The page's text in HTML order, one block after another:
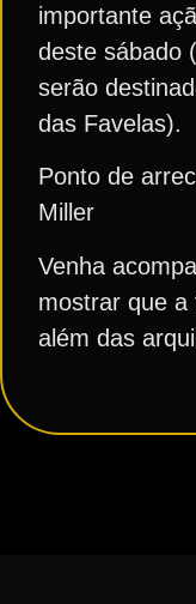
importante
deste sábado
serão
das Favelas).
Ponto de
Miller
Venha
mostrar que a
além das